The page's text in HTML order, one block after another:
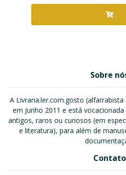
Sobre
A Livraria.ler.com.gosto
em Junho 2011 e está
antigos, raros ou curiosos (em
e literatura), para além de
Contato